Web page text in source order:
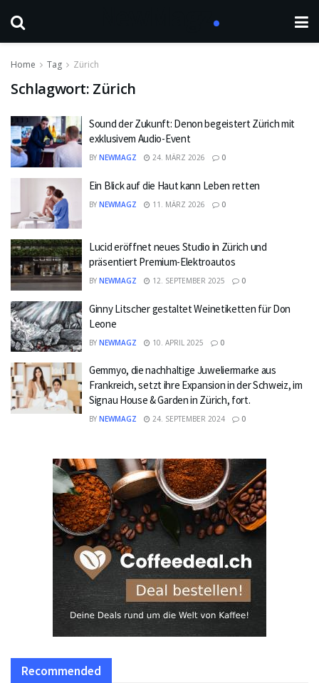
Home Tag Zürich
Schlagwort: Zürich
Sound der Zukunft: Denon begeistert Zürich mit
exklusivem Audio-Event
BY NEWMAGZ 24. MÄRZ 2026 0
Ein Blick auf die Haut kann Leben retten
BY NEWMAGZ 11. MÄRZ 2026 0
Lucid eröffnet neues Studio in Zürich und
präsentiert Premium-Elektroautos
BY NEWMAGZ 12. SEPTEMBER 2025 0
Ginny Litscher gestaltet Weinetiketten für Don
Leone
BY NEWMAGZ 10. APRIL 2025 0
Gemmyo, die nachhaltige Juweliermarke aus
Frankreich, setzt ihre Expansion in der Schweiz, im
Signau House & Garden in Zürich, fort.
BY NEWMAGZ 24. SEPTEMBER 2024 0
Recommended